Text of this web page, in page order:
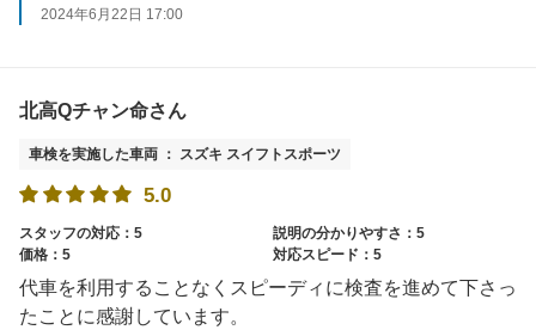
2024年6月22日 17:00
北高Qチャン命さん
車検を実施した車両 ： スズキ スイフトスポーツ
5.0
スタッフの対応：5
説明の分かりやすさ：5
価格：5
対応スピード：5
代車を利用することなくスピーディに検査を進めて下さっ
たことに感謝しています。